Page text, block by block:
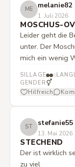
ME melanie82
1. Juli 2026
MOSCHUS-
Leider geht die
unter. Der
mich ein wenig
SILLAGE
GENDER ⚥
Hilfreich
ST stefanie55
13. Mai 2026
STECHEND
Der ist wirklich
zu viel